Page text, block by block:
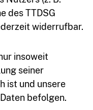
des TTDSG
widerrufbar.
insoweit
seiner
ist und unsere
befolgen.